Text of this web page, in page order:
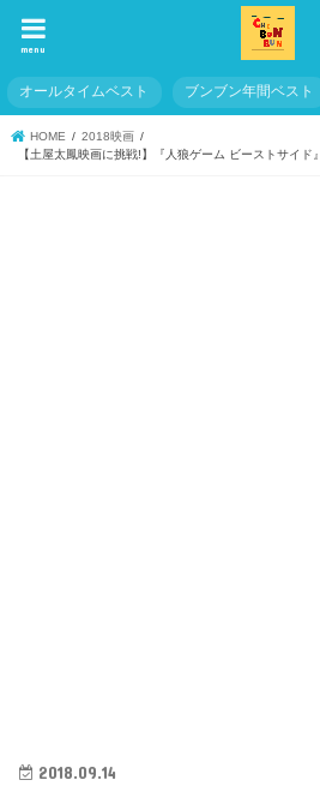
menu
オールタイムベスト ブンブン年間ベスト
HOME
2018映画
【土屋太鳳映画に挑戦!】『人狼ゲーム ビーストサイド
2018.09.14